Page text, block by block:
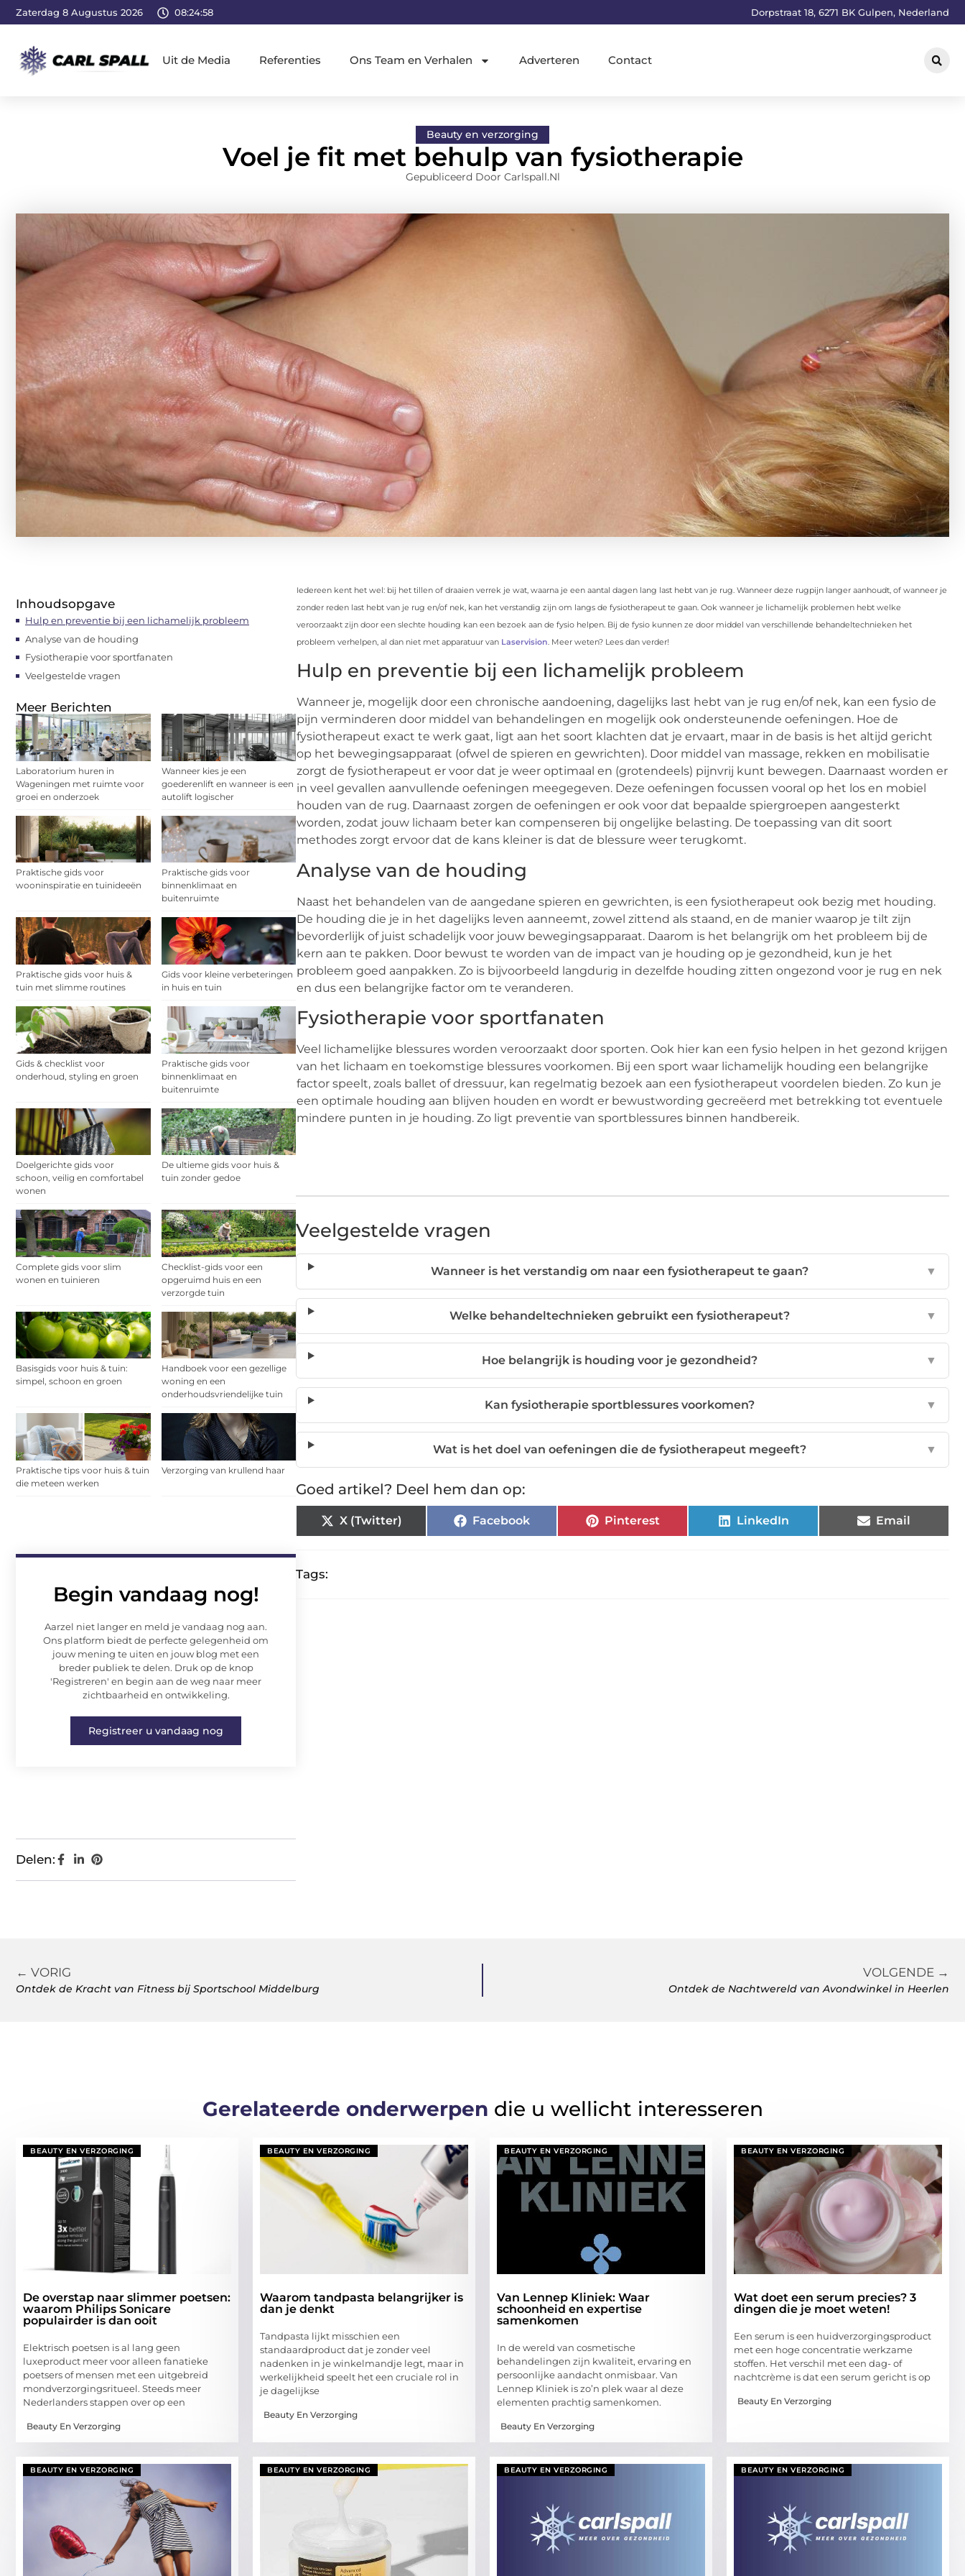
Zaterdag 8 Augustus 2026 08:24:59 Dorpstraat 18, 6271 BK Gulpen, Nederland
Uit de Media Referenties Ons Team en Verhalen Adverteren Contact
Beauty en verzorging
Voel je fit met behulp van fysiotherapie
Gepubliceerd Door Carlspall.nl
Inhoudsopgave
Hulp en preventie bij een lichamelijk probleem
Analyse van de houding
Fysiotherapie voor sportfanaten
Veelgestelde vragen
Meer Berichten
Laboratorium huren in
Wageningen met ruimte voor
groei en onderzoek
Wanneer kies je een
goederenlift en wanneer is een
autolift logischer
Praktische gids voor
wooninspiratie en tuinideeën
Praktische gids voor
binnenklimaat en
buitenruimte
Praktische gids voor huis &
tuin met slimme routines
Gids voor kleine verbeteringen
in huis en tuin
Gids & checklist voor
onderhoud, styling en groen
Praktische gids voor
binnenklimaat en
buitenruimte
Doelgerichte gids voor
schoon, veilig en comfortabel
wonen
De ultieme gids voor huis &
tuin zonder gedoe
Complete gids voor slim
wonen en tuinieren
Checklist-gids voor een
opgeruimd huis en een
verzorgde tuin
Basisgids voor huis & tuin:
simpel, schoon en groen
Handboek voor een gezellige
woning en een
onderhoudsvriendelijke tuin
Praktische tips voor huis & tuin
die meteen werken
Verzorging van krullend haar
Begin vandaag nog!
Aarzel niet langer en meld je vandaag nog aan.
Ons platform biedt de perfecte gelegenheid om
jouw mening te uiten en jouw blog met een
breder publiek te delen. Druk op de knop
'Registreren' en begin aan de weg naar meer
zichtbaarheid en ontwikkeling.
Registreer u vandaag nog
Delen:
Iedereen kent het wel: bij het tillen of draaien verrek je wat, waarna je een aantal dagen lang last hebt van je rug. Wanneer deze rugpijn langer aanhoudt, of wanneer je
zonder reden last hebt van je rug en/of nek, kan het verstandig zijn om langs de fysiotherapeut te gaan. Ook wanneer je lichamelijk problemen hebt welke
veroorzaakt zijn door een slechte houding kan een bezoek aan de fysio helpen. Bij de fysio kunnen ze door middel van verschillende behandeltechnieken het
probleem verhelpen, al dan niet met apparatuur van Laservision. Meer weten? Lees dan verder!
Hulp en preventie bij een lichamelijk probleem
Wanneer je, mogelijk door een chronische aandoening, dagelijks last hebt van je rug en/of nek, kan een fysio de
pijn verminderen door middel van behandelingen en mogelijk ook ondersteunende oefeningen. Hoe de
fysiotherapeut exact te werk gaat, ligt aan het soort klachten dat je ervaart, maar in de basis is het altijd gericht
op het bewegingsapparaat (ofwel de spieren en gewrichten). Door middel van massage, rekken en mobilisatie
zorgt de fysiotherapeut er voor dat je weer optimaal en (grotendeels) pijnvrij kunt bewegen. Daarnaast worden er
in veel gevallen aanvullende oefeningen meegegeven. Deze oefeningen focussen vooral op het los en mobiel
houden van de rug. Daarnaast zorgen de oefeningen er ook voor dat bepaalde spiergroepen aangesterkt
worden, zodat jouw lichaam beter kan compenseren bij ongelijke belasting. De toepassing van dit soort
methodes zorgt ervoor dat de kans kleiner is dat de blessure weer terugkomt.
Analyse van de houding
Naast het behandelen van de aangedane spieren en gewrichten, is een fysiotherapeut ook bezig met houding.
De houding die je in het dagelijks leven aanneemt, zowel zittend als staand, en de manier waarop je tilt zijn
bevorderlijk of juist schadelijk voor jouw bewegingsapparaat. Daarom is het belangrijk om het probleem bij de
kern aan te pakken. Door bewust te worden van de impact van je houding op je gezondheid, kun je het
probleem goed aanpakken. Zo is bijvoorbeeld langdurig in dezelfde houding zitten ongezond voor je rug en nek
en dus een belangrijke factor om te veranderen.
Fysiotherapie voor sportfanaten
Veel lichamelijke blessures worden veroorzaakt door sporten. Ook hier kan een fysio helpen in het gezond krijgen
van het lichaam en toekomstige blessures voorkomen. Bij een sport waar lichamelijk houding een belangrijke
factor speelt, zoals ballet of dressuur, kan regelmatig bezoek aan een fysiotherapeut voordelen bieden. Zo kun je
een optimale houding aan blijven houden en wordt er bewustwording gecreëerd met betrekking tot eventuele
mindere punten in je houding. Zo ligt preventie van sportblessures binnen handbereik.
Veelgestelde vragen
Wanneer is het verstandig om naar een fysiotherapeut te gaan? ▼
Welke behandeltechnieken gebruikt een fysiotherapeut? ▼
Hoe belangrijk is houding voor je gezondheid? ▼
Kan fysiotherapie sportblessures voorkomen? ▼
Wat is het doel van oefeningen die de fysiotherapeut megeeft? ▼
Goed artikel? Deel hem dan op:
X (Twitter) Facebook Pinterest LinkedIn Email
Tags:
← VORIG
Ontdek de Kracht van Fitness bij Sportschool Middelburg
VOLGENDE →
Ontdek de Nachtwereld van Avondwinkel in Heerlen
Gerelateerde onderwerpen die u wellicht interesseren
BEAUTY EN VERZORGING
De overstap naar slimmer poetsen:
waarom Philips Sonicare
populairder is dan ooit
Elektrisch poetsen is al lang geen
luxeproduct meer voor alleen fanatieke
poetsers of mensen met een uitgebreid
mondverzorgingsritueel. Steeds meer
Nederlanders stappen over op een
Beauty En Verzorging
BEAUTY EN VERZORGING
Waarom tandpasta belangrijker is
dan je denkt
Tandpasta lijkt misschien een
standaardproduct dat je zonder veel
nadenken in je winkelmandje legt, maar in
werkelijkheid speelt het een cruciale rol in
je dagelijkse
Beauty En Verzorging
BEAUTY EN VERZORGING
Van Lennep Kliniek: Waar
schoonheid en expertise
samenkomen
In de wereld van cosmetische
behandelingen zijn kwaliteit, ervaring en
persoonlijke aandacht onmisbaar. Van
Lennep Kliniek is zo’n plek waar al deze
elementen prachtig samenkomen.
Beauty En Verzorging
BEAUTY EN VERZORGING
Wat doet een serum precies? 3
dingen die je moet weten!
Een serum is een huidverzorgingsproduct
met een hoge concentratie werkzame
stoffen. Het verschil met een dag- of
nachtcrème is dat een serum gericht is op
Beauty En Verzorging
BEAUTY EN VERZORGING BEAUTY EN VERZORGING BEAUTY EN VERZORGING BEAUTY EN VERZORGING